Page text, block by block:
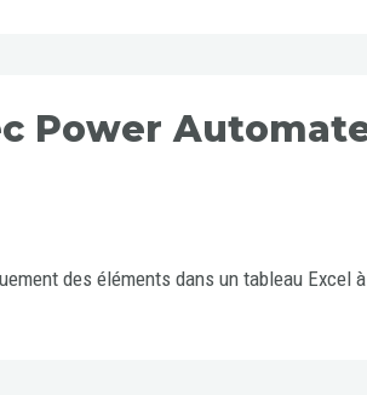
Power
des éléments dans un tableau Excel